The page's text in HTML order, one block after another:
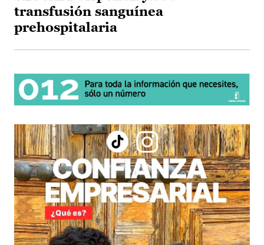
transfusión sanguínea
prehospitalaria